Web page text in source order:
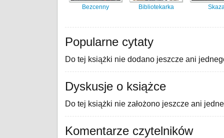
Bezcenny Bibliotekarka
Popularne cytaty
Do tej książki nie dodano jeszcze ani
Dyskusje o książce
Do tej książki nie założono jeszcze ani
Komentarze czytelników